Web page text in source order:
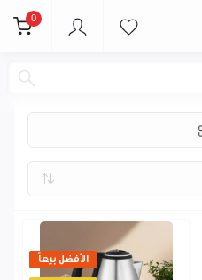
0
الأفضل بيعاً